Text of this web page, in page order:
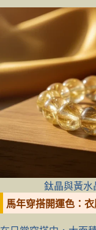
鈦晶與黃水
馬年穿搭開運色：